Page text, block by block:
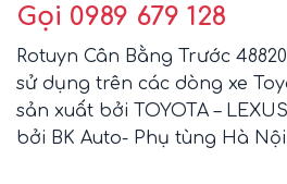
Gọi 0989 679 128
Rotuyn Cân Bằng Trước
sử dụng trên các dòng xe
sản xuất bởi TOYOTA –
bởi BK Auto- Phụ tùng Hà Nội